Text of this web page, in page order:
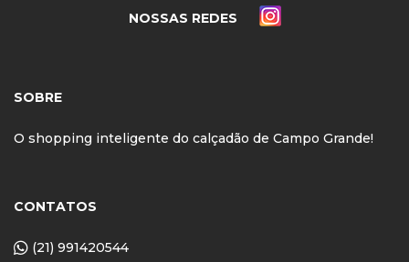
NOSSAS REDES
SOBRE
O shopping inteligente do calçadão de Campo Grande!
CONTATOS
(21) 991420544